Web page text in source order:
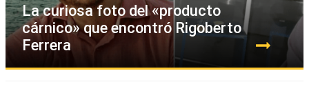
La curiosa foto del «producto
cárnico» que encontró Rigoberto
Ferrera